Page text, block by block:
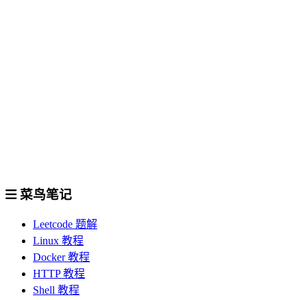
菜鸟笔记
Leetcode 题解
Linux 教程
Docker 教程
HTTP 教程
Shell 教程